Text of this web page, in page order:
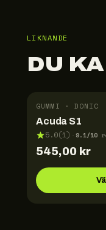
LIKNANDE
DU
GUMMI · DONIC
Acuda S1
5.0(1) · 9.1/10
545,00 kr